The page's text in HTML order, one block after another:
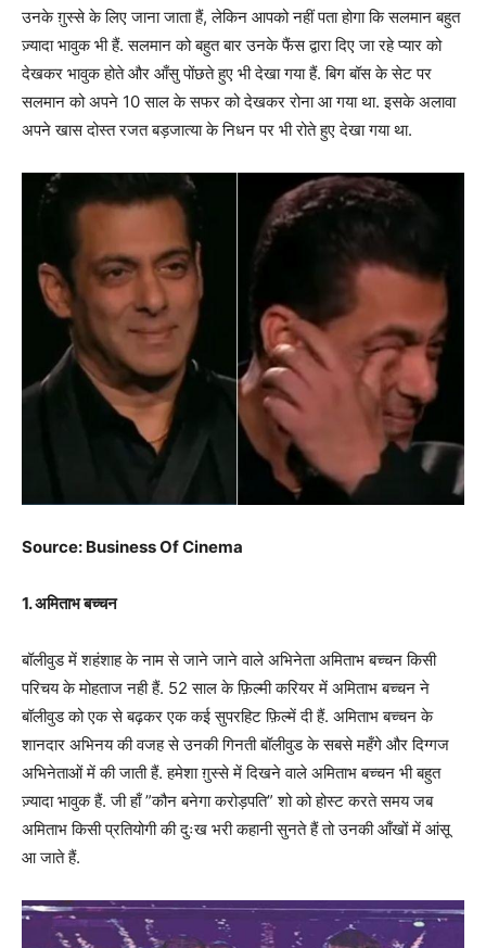
उनके ग़ुस्से के लिए जाना जाता हैं, लेकिन आपको नहीं पता होगा कि सलमान बहुत
ज़्यादा भावुक भी हैं. सलमान को बहुत बार उनके फैंस द्वारा दिए जा रहे प्यार को
देखकर भावुक होते और आँसु पोंछते हुए भी देखा गया हैं. बिग बॉस के सेट पर
सलमान को अपने 10 साल के सफर को देखकर रोना आ गया था. इसके अलावा
अपने खास दोस्त रजत बड़जात्या के निधन पर भी रोते हुए देखा गया था.
Source: Business Of Cinema
1. अमिताभ बच्चन
बॉलीवुड में शहंशाह के नाम से जाने जाने वाले अभिनेता अमिताभ बच्चन किसी
परिचय के मोहताज नही हैं. 52 साल के फ़िल्मी करियर में अमिताभ बच्चन ने
बॉलीवुड को एक से बढ़कर एक कई सुपरहिट फ़िल्में दी हैं. अमिताभ बच्चन के
शानदार अभिनय की वजह से उनकी गिनती बॉलीवुड के सबसे महँगे और दिग्गज
अभिनेताओं में की जाती हैं. हमेशा ग़ुस्से में दिखने वाले अमिताभ बच्चन भी बहुत
ज़्यादा भावुक हैं. जी हाँ ”कौन बनेगा करोड़पति” शो को होस्ट करते समय जब
अमिताभ किसी प्रतियोगी की दुःख भरी कहानी सुनते हैं तो उनकी आँखों में आंसू
आ जाते हैं.